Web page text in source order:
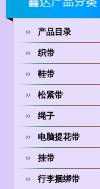
产品目录
织带
鞋带
松紧带
绳子
电脑提花带
挂带
行李捆绑带